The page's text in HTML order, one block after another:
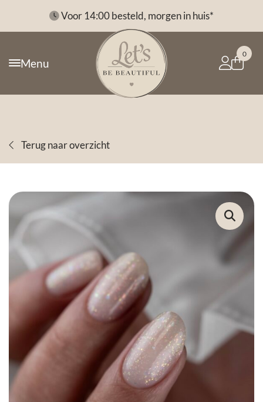
Voor 14:00 besteld, morgen in huis*
Menu
0
Terug naar overzicht